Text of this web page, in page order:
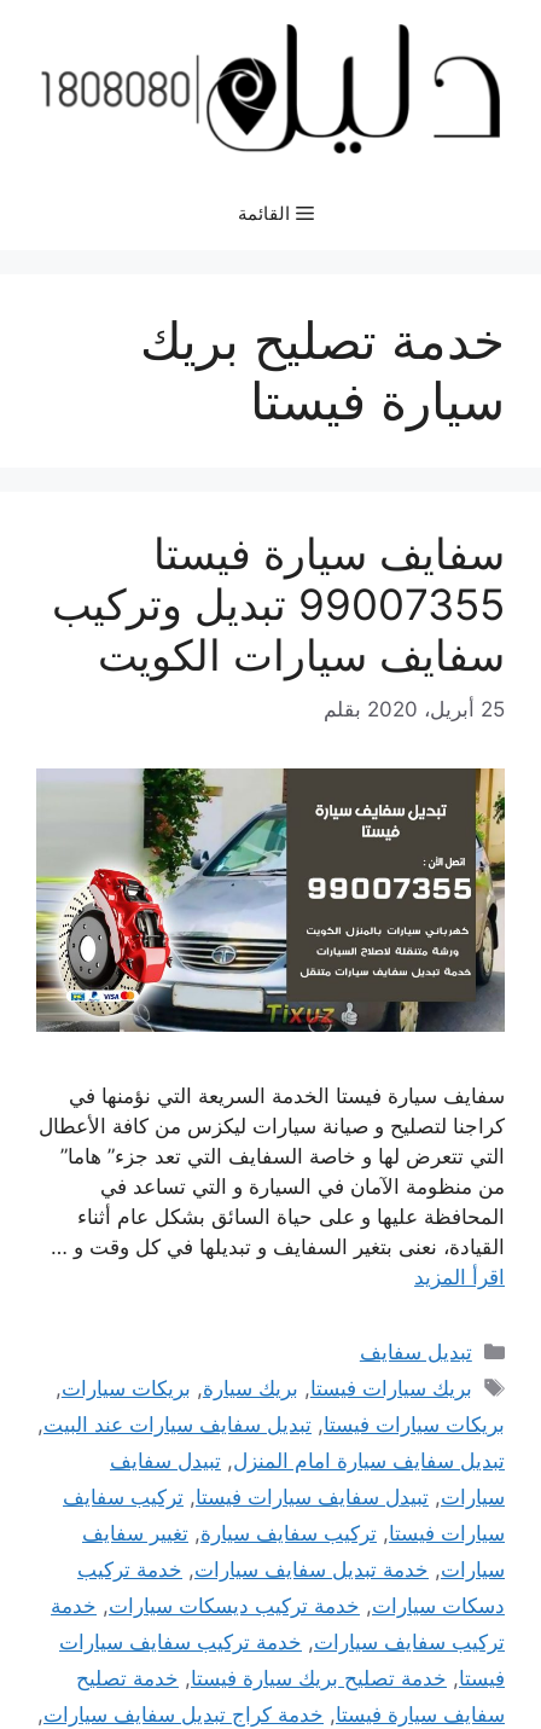
المحتوى
القائمة
خدمة تصليح بريك
سيارة فيستا
سفايف سيارة فيستا
99007355 تبديل وتركيب
سفايف سيارات الكويت
25 أبريل، 2020 بقلم
سفايف سيارة فيستا الخدمة السريعة التي نؤمنها في
كراجنا لتصليح و صيانة سيارات ليكزس من كافة الأعطال
التي تتعرض لها و خاصة السفايف التي تعد جزء” هاما”
من منظومة الآمان في السيارة و التي تساعد في
المحافظة عليها و على حياة السائق بشكل عام أثناء
القيادة، نعنى بتغير السفايف و تبديلها في كل وقت و …
اقرأ المزيد
التصنيفات
تبديل سفايف
الوسوم
بريك سيارات فيستا, بريك سيارة, بريكات سيارات,
بريكات سيارات فيستا, تبديل سفايف سيارات عند البيت,
تبديل سفايف سيارة امام المنزل, تبيدل سفايف
سيارات, تبيدل سفايف سيارات فيستا, تركيب سفايف
سيارات فيستا, تركيب سفايف سيارة, تغيير سفايف
سيارات, خدمة تبديل سفايف سيارات, خدمة تركيب
دسكات سيارات, خدمة تركيب ديسكات سيارات, خدمة
تركيب سفايف سيارات, خدمة تركيب سفايف سيارات
فيستا, خدمة تصليح بريك سيارة فيستا, خدمة تصليح
سفايف سيارة فيستا, خدمة كراج تبديل سفايف سيارات,